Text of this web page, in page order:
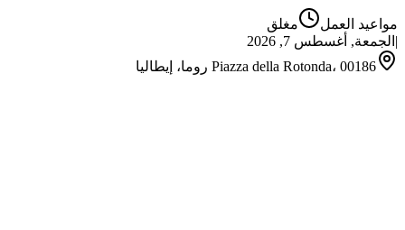
مواعيد العمل
مغلق
| الجمعة, أغسطس 7, 2026
Piazza della Rotonda، 00186 روما، إيطاليا